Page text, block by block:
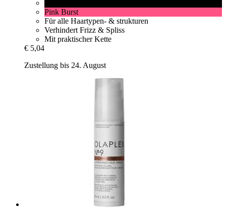
Pink Burst
Für alle Haartypen- & strukturen
Verhindert Frizz & Spliss
Mit praktischer Kette
€ 5,04
Zustellung bis 24. August